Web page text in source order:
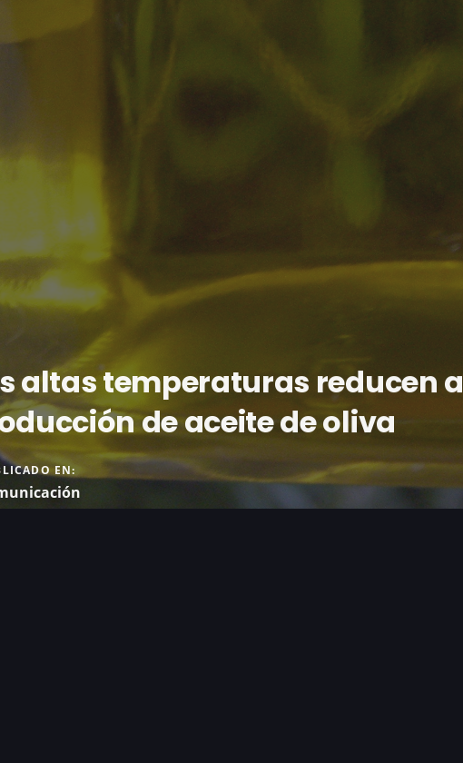
altas temperaturas reducen a
de aceite de oliva
EN: